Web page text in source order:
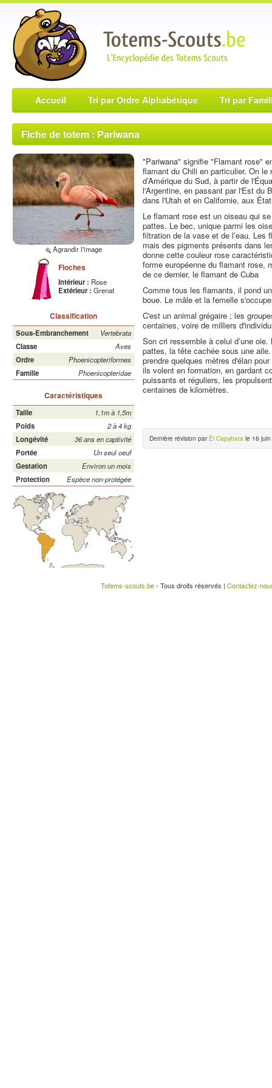
Accueil Tri par Ordre Alphabétique Tri par
Fiche de totem : Pariwana
Agrandir l'image
Floches
Intérieur : Rose
Extérieur : Grenat
Classification
Sous-Embranchement
Vertebrata
Classe
Aves
Ordre
Phoenicopteriformes
Famille
Phoenicopteridae
Caractéristiques
Taille
1,1m à 1,5m
Poids
2 à 4 kg
Longévité
36 ans en captivité
Portée
Un seul oeuf
Gestation
Environ un mois
Protection
Espèce non-protégée
"Pariwana" signifie "Flamant rose"
flamant du Chili en particulier. On
d’Amérique du Sud, à partir de
l'Argentine, en passant par l'Est du
dans l'Utah et en Californie, aux
Le flamant rose est un oiseau qui
pattes. Le bec, unique parmi les
filtration de la vase et de l’eau.
mais des pigments présents dans
donne cette couleur rose
forme européenne du flamant rose,
de ce dernier, le flamant de Cuba
Comme tous les flamants, il pond
boue. Le mâle et la femelle
C'est un animal grégaire ; les
centaines, voire de milliers
Son cri ressemble à celui d’une
pattes, la tête cachée sous une
prendre quelques mètres d'élan
ils volent en formation, en gardant
puissants et réguliers, les
centaines de kilomètres.
Dernière révision parEl Capybara le 16
Totems-scouts.be- Tous droits réservés | Contactez-